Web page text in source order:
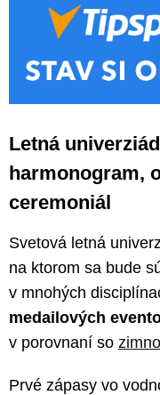
Letná
harmonogram,
ceremoniál
Svetová letná
na ktorom sa bude
v mnohých
medailových
v porovnaní so
Prvé zápasy vo